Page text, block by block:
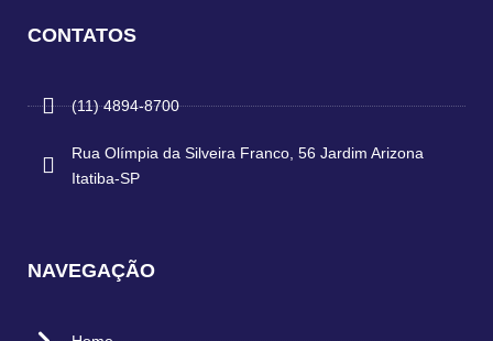
CONTATOS
(11) 4894-8700
Rua Olímpia da Silveira Franco, 56 Jardim Arizona
Itatiba-SP
NAVEGAÇÃO